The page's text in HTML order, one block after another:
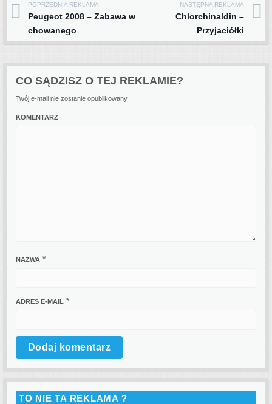
Post navigation
POPRZEDNIA REKLAMA
Peugeot 2008 – Zabawa w
chowanego
NASTĘPNA REKLAMA
Chlorchinaldin –
Przyjaciółki
CO SĄDZISZ O TEJ REKLAMIE?
Twój e-mail nie zostanie opublikowany.
KOMENTARZ
NAZWA *
ADRES E-MAIL *
TO NIE TA REKLAMA ?